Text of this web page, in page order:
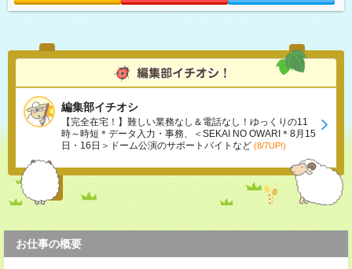
編集部イチオシ
【完全在宅！】難しい業務なし＆電話なし！ゆっくりの11
時～時短＊データ入力・事務、＜SEKAI NO OWARI＊8月15
日・16日＞ドーム公演のサポートバイトなど (8/7UP!)
お仕事の概要